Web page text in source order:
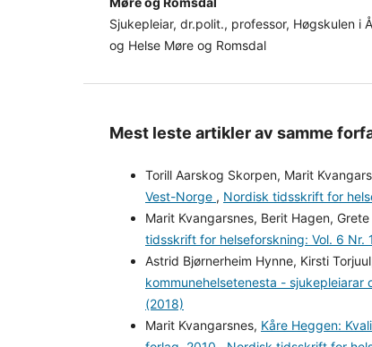
Sjukepleiar, dr.polit., professor, Høgskulen i
og Helse Møre og Romsdal
Mest leste artikler av samme
Torill Aarskog Skorpen, Marit
Vest-Norge , Nordisk tidsskrift for
Marit Kvangarsnes, Berit Hagen, Grete
tidsskrift for helseforskning: Vol. 6 Nr.
Astrid Bjørnerheim Hynne, Kirsti
kommunehelsetenesta - sjukepleiarar
(2018)
Marit Kvangarsnes, Kåre Heggen: